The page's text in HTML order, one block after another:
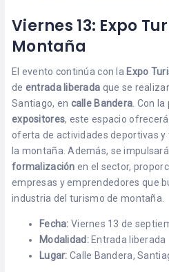
Viernes 13: Expo
Montaña
El evento continúa con la Expo
de entrada liberada que se
Santiago, en calle Bandera . Con
expositores, este espacio
oferta de actividades deportivas
la montaña. Además, se
formalización en el sector,
empresas y emprendedores que
industria del turismo de montaña.
Fecha: Viernes 13 de
Modalidad:Entrada liberada
Lugar: Calle Bandera,